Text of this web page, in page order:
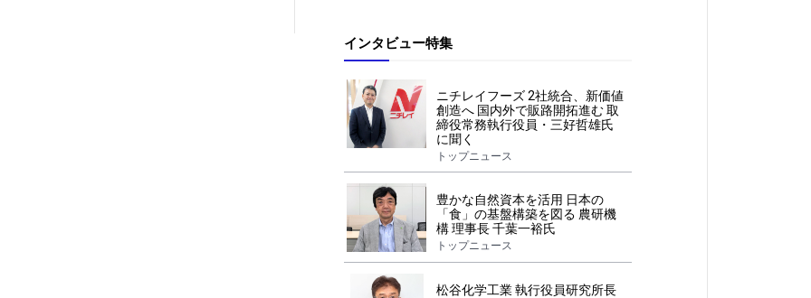
インタビュー特集
ニチレイフーズ 2社統合、新価値
創造へ 国内外で販路開拓進む 取
締役常務執行役員・三好哲雄氏
に聞く
トップニュース
豊かな自然資本を活用 日本の
「食」の基盤構築を図る 農研機
構 理事長 千葉一裕氏
トップニュース
松谷化学工業 執行役員研究所長